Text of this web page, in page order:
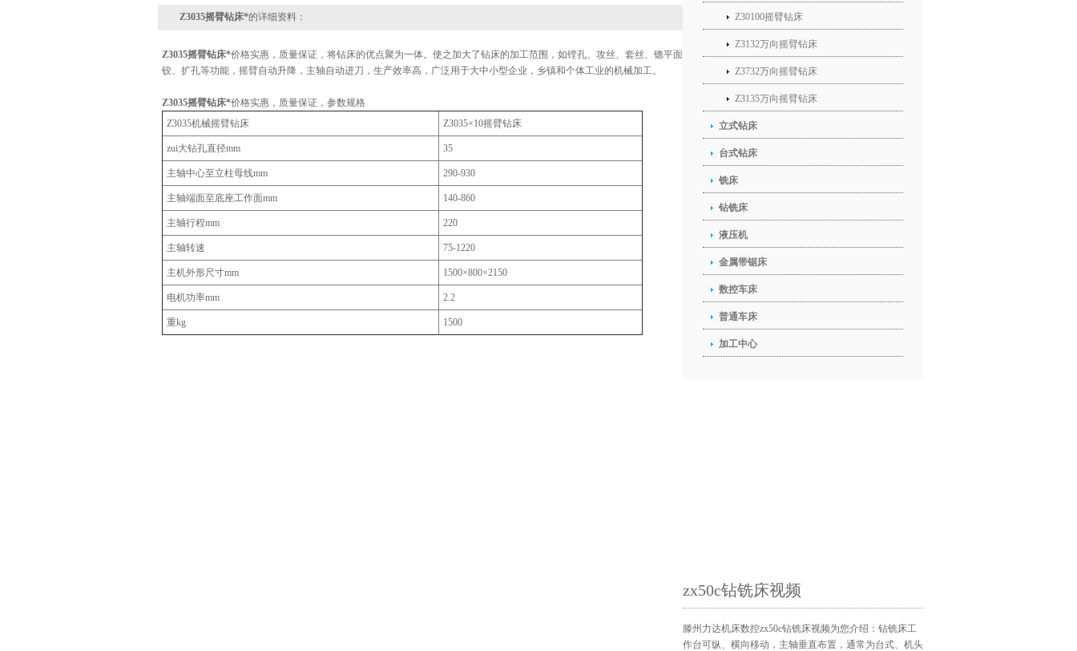
Z3035摇臂钻床*的详细资料：
Z3035摇臂钻床*价格实惠，质量保证，将钻床的优点聚为一体。使之加大了钻床的加工范围，如镗孔、攻丝、套丝、锪平面、钻、
铰、扩孔等功能，摇臂自动升降，主轴自动进刀，生产效率高，广泛用于大中小型企业，乡镇和个体工业的机械加工。
Z3035摇臂钻床*价格实惠，质量保证，参数规格
Z3035机械摇臂钻床
Z3035×10摇臂钻床
zui大钻孔直径mm 35
主轴中心至立柱母线mm 290-930
主轴端面至底座工作面mm 140-860
主轴行程mm 220
主轴转速 75-1220
主机外形尺寸mm 1500×800×2150
电机功率mm 2.2
重kg 1500
Z30100摇臂钻床
Z3132万向摇臂钻床
Z3732万向摇臂钻床
Z3135万向摇臂钻床
立式钻床
台式钻床
铣床
钻铣床
液压机
金属带锯床
数控车床
普通车床
加工中心
zx50c钻铣床视频
滕州力达机床数控zx50c钻铣床视频为您介绍：钻铣床工
作台可纵、横向移动，主轴垂直布置，通常为台式、机头